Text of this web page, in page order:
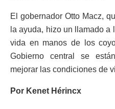
El gobernador Otto Macz,
la ayuda, hizo un llamado a
vida en manos de los
Gobierno central se
mejorar las condiciones de
Por Kenet Hérincx